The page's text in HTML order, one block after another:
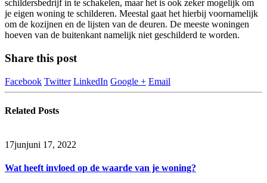
schildersbedrijf in te schakelen, maar het is ook zeker mogelijk om
je eigen woning te schilderen. Meestal gaat het hierbij voornamelijk
om de kozijnen en de lijsten van de deuren. De meeste woningen
hoeven van de buitenkant namelijk niet geschilderd te worden.
Share this post
Facebook Twitter LinkedIn Google + Email
Related Posts
17junjuni 17, 2022
Wat heeft invloed op de waarde van je woning?